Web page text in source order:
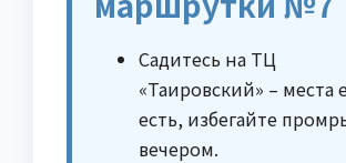
Садитесь на ТЦ
«Таировский» – места
есть, избегайте
вечером.